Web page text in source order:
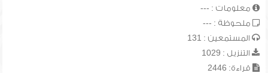
معلومات : ---
ملحوظة : ---
المستمعين : 131
التنزيل : 1029
قراءة: 2446